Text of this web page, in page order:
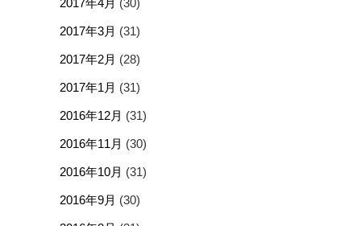
2017年4月 (30)
2017年3月 (31)
2017年2月 (28)
2017年1月 (31)
2016年12月 (31)
2016年11月 (30)
2016年10月 (31)
2016年9月 (30)